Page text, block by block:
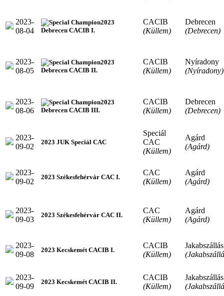
2023-
08-04
2023
Debrecen CACIB I.
CACIB
(Küllem)
Debrecen
(Debrecen)
2023-
08-05
2023
Debrecen CACIB II.
CACIB
(Küllem)
Nyíradony
(Nyíradony)
2023-
08-06
2023
Debrecen CACIB III.
CACIB
(Küllem)
Debrecen
(Debrecen)
2023-
09-02
2023 JUK Speciál CAC
Speciál
CAC
(Küllem)
Agárd
(Agárd)
2023-
09-02
2023 Székesfehérvár CAC I.
CAC
(Küllem)
Agárd
(Agárd)
2023-
09-03
2023 Székesfehérvár CAC II.
CAC
(Küllem)
Agárd
(Agárd)
2023-
09-08
2023 Kecskemét CACIB I.
CACIB
(Küllem)
Jakabszállás
2023-
09-09
2023 Kecskemét CACIB II.
CACIB
(Küllem)
Jakabszállás